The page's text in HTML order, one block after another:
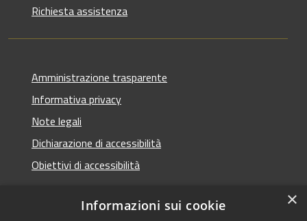
Richiesta assistenza
Amministrazione trasparente
Informativa privacy
Note legali
Dichiarazione di accessibilità
Obiettivi di accessibilità
×
Informazioni sui cookie